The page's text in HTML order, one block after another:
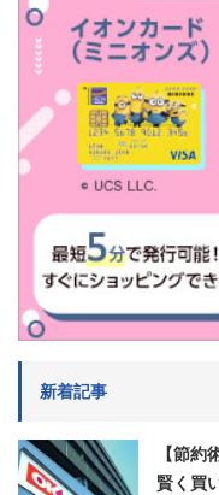
新着記事
【節
賢く買